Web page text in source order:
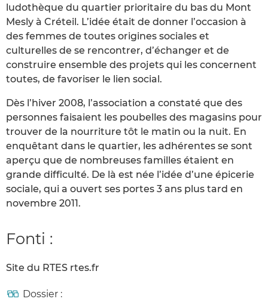
ludothèque du quartier prioritaire du bas du Mont
Mesly à Créteil. L’idée était de donner l’occasion à
des femmes de toutes origines sociales et
culturelles de se rencontrer, d’échanger et de
construire ensemble des projets qui les concernent
toutes, de favoriser le lien social.
Dès l’hiver 2008, l’association a constaté que des
personnes faisaient les poubelles des magasins pour
trouver de la nourriture tôt le matin ou la nuit. En
enquêtant dans le quartier, les adhérentes se sont
aperçu que de nombreuses familles étaient en
grande difficulté. De là est née l’idée d’une épicerie
sociale, qui a ouvert ses portes 3 ans plus tard en
novembre 2011.
Fonti :
Site du RTES rtes.fr
Dossier :